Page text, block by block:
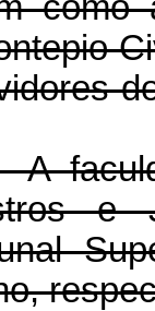
A
e